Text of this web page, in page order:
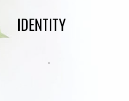
IDENTITY